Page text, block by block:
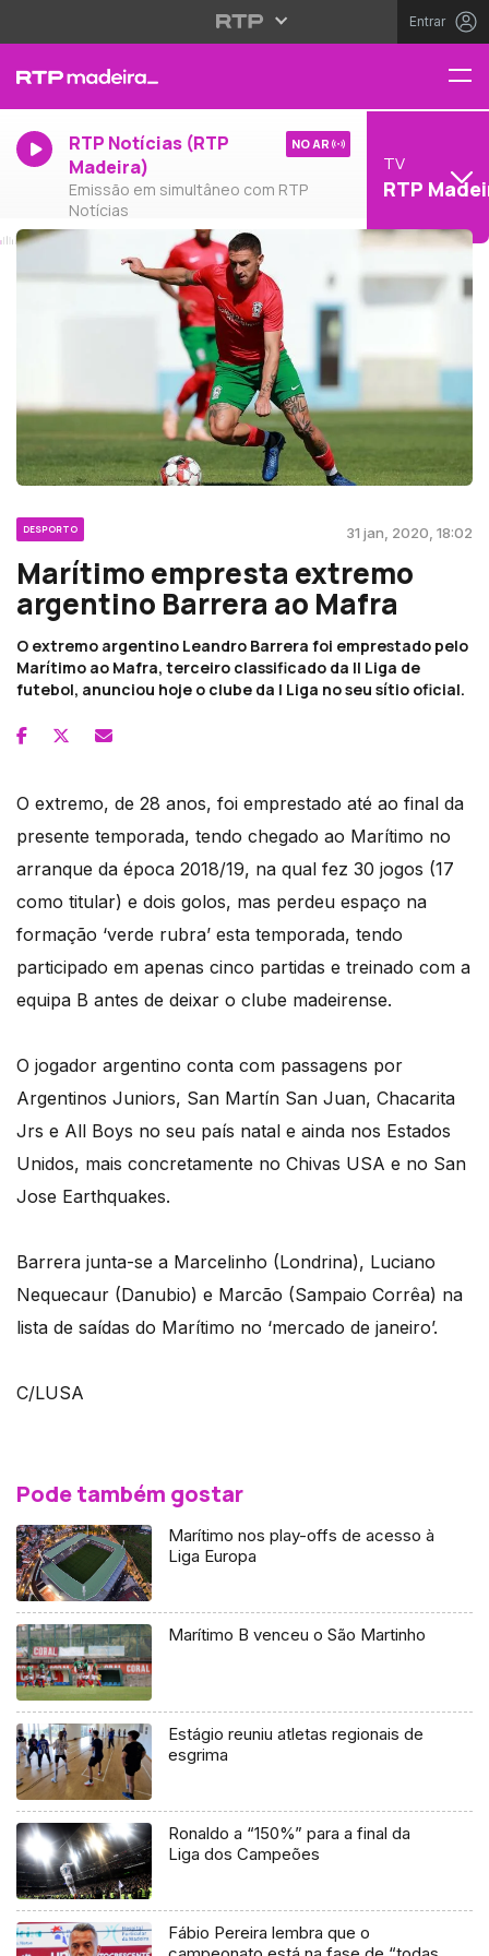
Entrar
RTP Notícias (RTP
Madeira)
Emissão em simultâneo com RTP
Notícias
NO AR
TV
RTP
DESPORTO 31 jan, 2020, 18:02
Marítimo empresta extremo
argentino Barrera ao Mafra
O extremo argentino Leandro Barrera foi emprestado pelo
Marítimo ao Mafra, terceiro classificado da II Liga de
futebol, anunciou hoje o clube da I Liga no seu sítio oficial.
O extremo, de 28 anos, foi emprestado até ao final da
presente temporada, tendo chegado ao Marítimo no
arranque da época 2018/19, na qual fez 30 jogos (17
como titular) e dois golos, mas perdeu espaço na
formação ‘verde rubra’ esta temporada, tendo
participado em apenas cinco partidas e treinado com a
equipa B antes de deixar o clube madeirense.
O jogador argentino conta com passagens por
Argentinos Juniors, San Martín San Juan, Chacarita
Jrs e All Boys no seu país natal e ainda nos Estados
Unidos, mais concretamente no Chivas USA e no San
Jose Earthquakes.
Barrera junta-se a Marcelinho (Londrina), Luciano
Nequecaur (Danubio) e Marcão (Sampaio Corrêa) na
lista de saídas do Marítimo no ‘mercado de janeiro’.
C/LUSA
Pode também gostar
Marítimo nos play-offs de acesso à
Liga Europa
Marítimo B venceu o São Martinho
Estágio reuniu atletas regionais de
esgrima
Ronaldo a “150%” para a final da
Liga dos Campeões
Fábio Pereira lembra que o